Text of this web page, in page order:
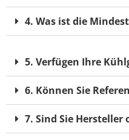
4. Was ist die
5. Verfügen Ihre
6. Können Sie
7. Sind Sie Hersteller